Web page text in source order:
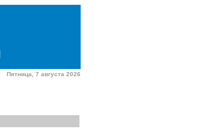
Пятница, 7 августа 2026